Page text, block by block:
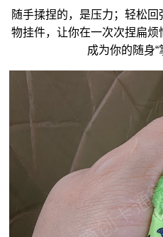
随手揉捏的，是压力；轻松
物挂件，让你在一次次捏扁烦
成为你的随身“